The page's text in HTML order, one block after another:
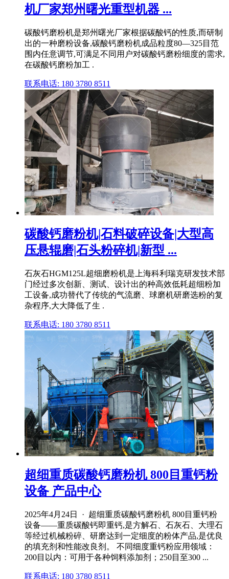
机厂家郑州曙光重型机器 ...
碳酸钙磨粉机是郑州曙光厂家根据碳酸钙的性质,而研制
出的一种磨粉设备,碳酸钙磨粉机成品粒度80—325目范
围内任意调节,可满足不同用户对碳酸钙磨粉细度的需求,
在碳酸钙磨粉加工 .
联系电话: 180 3780 8511
碳酸钙磨粉机|石料破碎设备|大型高
压悬辊磨|石头粉碎机|新型 ...
石灰石HGM125L超细磨粉机是上海科利瑞克研发技术部
门经过多次创新、测试、设计出的种高效低耗超细粉加
工设备,成功替代了传统的气流磨、球磨机研磨选粉的复
杂程序,大大降低了生 .
联系电话: 180 3780 8511
超细重质碳酸钙磨粉机 800目重钙粉
设备 产品中心
2025年4月24日 · 超细重质碳酸钙磨粉机 800目重钙粉
设备——重质碳酸钙即重钙,是方解石、石灰石、大理石
等经过机械粉碎、研磨达到一定细度的粉体产品,是优良
的填充剂和性能改良剂。 不同细度重钙粉应用领域：
200目以内：可用于各种饲料添加剂；250目至300 ...
联系电话: 180 3780 8511